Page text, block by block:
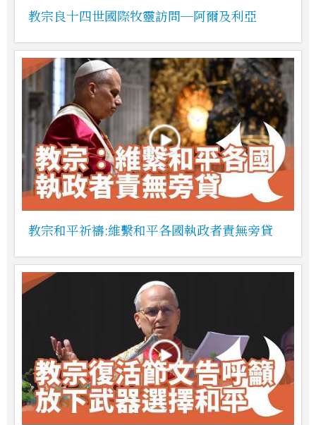
教宗良十四世國際牧靈訪問─阿爾及利亞
教宗和平祈禱:維繫和平各國執政者責無旁貸